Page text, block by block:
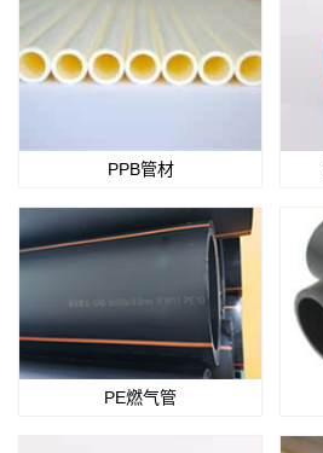
PPB管材
PE燃气管